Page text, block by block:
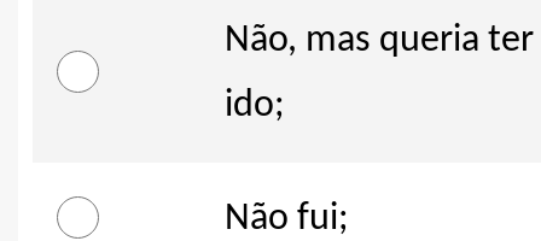
Não, mas queria
ido;
Não fui;